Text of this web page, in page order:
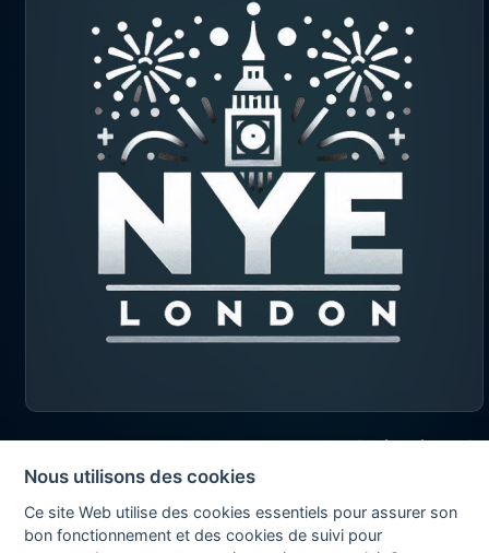
2026 © Exapad Limited
All rights reserved
Nous utilisons des cookies
Ce site Web utilise des cookies essentiels pour assurer son
bon fonctionnement et des cookies de suivi pour